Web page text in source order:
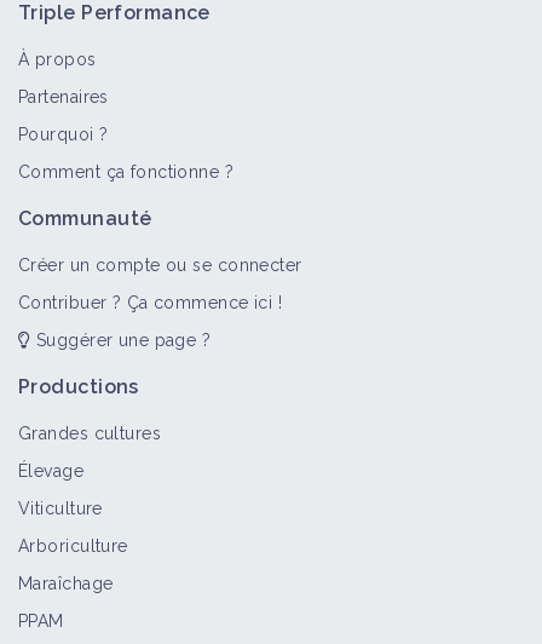
Triple Performance
À propos
Partenaires
Pourquoi ?
Comment ça fonctionne ?
Communauté
Créer un compte ou se connecter
Contribuer ? Ça commence ici !
Suggérer une page ?
Productions
Grandes cultures
Élevage
Viticulture
Arboriculture
Maraîchage
PPAM